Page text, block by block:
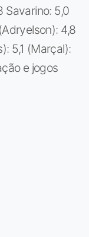
Savarino: 5,0
4,8
5,1 (Marçal):
e jogos